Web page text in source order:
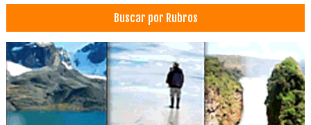
Buscar por Rubros